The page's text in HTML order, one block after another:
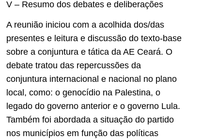
V – Resumo dos debates e deliberações
A reunião iniciou com a acolhida dos/das
presentes e leitura e discussão do texto-base
sobre a conjuntura e tática da AE Ceará. O
debate tratou das repercussões da
conjuntura internacional e nacional no plano
local, como: o genocídio na Palestina, o
legado do governo anterior e o governo Lula.
Também foi abordada a situação do partido
nos municípios em função das políticas